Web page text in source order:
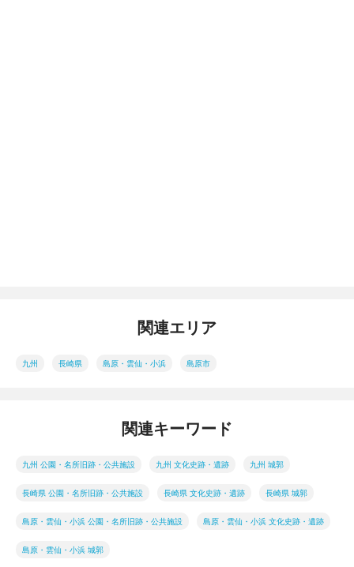
関連エリア
九州 長崎県 島原・雲仙・小浜 島原市
関連キーワード
九州 公園・名所旧跡・公共施設 九州 文化史跡・遺跡 九州 城郭
長崎県 公園・名所旧跡・公共施設 長崎県 文化史跡・遺跡 長崎県 城郭
島原・雲仙・小浜 公園・名所旧跡・公共施設 島原・雲仙・小浜 文化史跡・遺跡
島原・雲仙・小浜 城郭